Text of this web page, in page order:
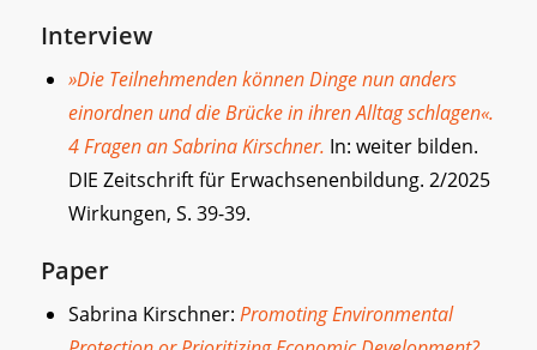
Interview
»Die Teilnehmenden können Dinge nun anders
einordnen und die Brücke in ihren Alltag schlagen«.
4 Fragen an Sabrina Kirschner. In: weiter bilden.
DIE Zeitschrift für Erwachsenenbildung. 2/2025
Wirkungen, S. 39-39.
Paper
Sabrina Kirschner: Promoting Environmental